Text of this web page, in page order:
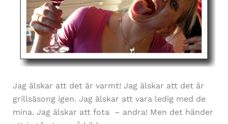
Jag älskar att det är varmt! Jag älskar att det är
grillsäsong igen. Jag älskar att vara ledig med de
mina. Jag älskar att fota – andra! Men det händer